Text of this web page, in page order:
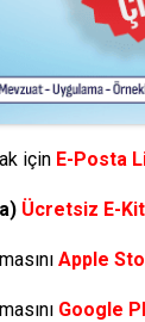
için E-Posta
Ücretsiz E-
Apple
Google